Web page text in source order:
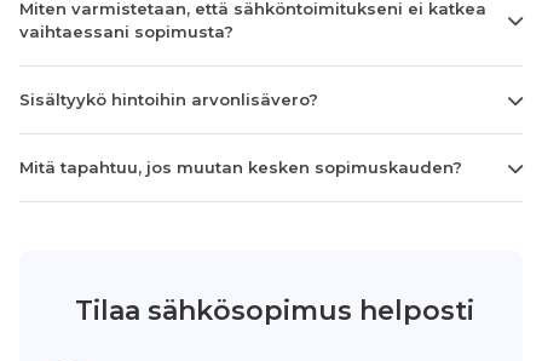
Miten varmistetaan, että sähköntoimitukseni ei katkea
vaihtaessani sopimusta?
Sisältyykö hintoihin arvonlisävero?
Mitä tapahtuu, jos muutan kesken sopimuskauden?
Tilaa sähkösopimus helposti